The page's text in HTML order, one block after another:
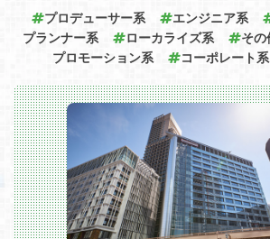
MagicaCloth2を用いた物理挙動
Unity上での制御用C#スクリプ
導入およびデバッグ
VTuber企画の収録、LIVE配信
ーター業務
新しい技術手法の模索・吸収と
入
このポジションの魅力
技術でエンタメを創る実感：
セットアップや物理演算の調整
の技術がVTuberの動きや魅力
ファンの熱狂を生み出す瞬間に
す。
柔軟で自律的な働き方： 週3日
とリモートワークを併用し、
採用背景
現在、経理チームは定常的な決
行できる体制は整っていますが
事業買収や新規事業の立ち上げ
の統合などが活発化しており、
大きく変化しています。これに
や税務に関する複雑な相談が増
す。こうした定常業務以外のプ
をリードし、更なる事業成長に
体制を作るため、またマネジメ
くするために、経験豊富なリー
募集します。
業務内容
月次・年次決算業務の実行およ
チームメンバーのマネジメント
プロデューサー系 エンジニア系
プランナー系
ローカライズ系
そ
プロモーション系
コーポレート系